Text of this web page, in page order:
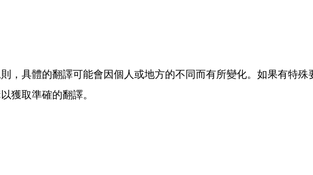
，具體的翻譯可能會因個人或地方的不同而有所變化。如果有特殊
獲取準確的翻譯。